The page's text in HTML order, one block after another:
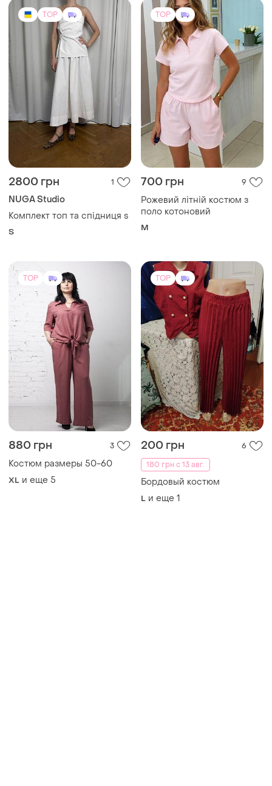
TOP
2800 грн 1
NUGA Studio
Комплект топ та спідниця s
S
TOP
700 грн 9
Рожевий літній костюм з
поло котоновий
M
TOP
880 грн 3
Костюм размеры 50-60
XL и еще 5
TOP
200 грн
6
180 грн с 13 авг.
Бордовый костюм
L и еще 1